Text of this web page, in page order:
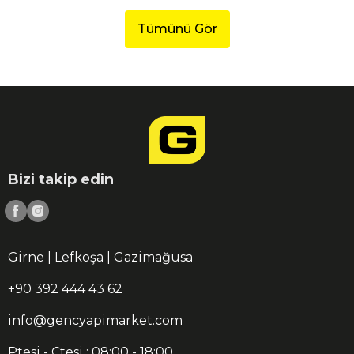
Tümünü Gör
Bizi takip edin
Girne | Lefkoşa | Gazimağusa
+90 392 444 43 62
info@gencyapimarket.com